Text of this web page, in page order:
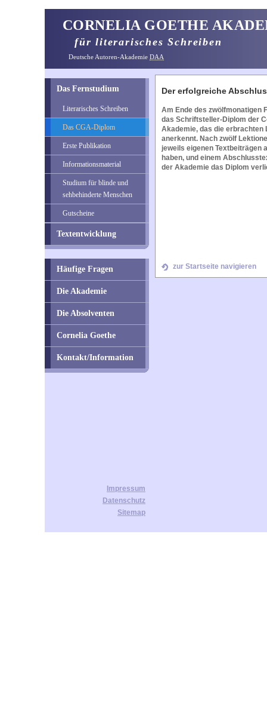
CORNELIA GOETHE
für literarisches Schreiben
Deutsche Autoren-Akademie DAA
Das Fernstudium
Literarisches Schreiben
Das CGA-Diplom
Erste Publikation
Informationsmaterial
Studium für blinde und
sehbehinderte Menschen
Gutscheine
Textentwicklung
Häufige Fragen
Die Akademie
Die Absolventen
Cornelia Goethe
Kontakt/Information
Impressum
Datenschutz
Sitemap
Der erfolgreiche
Am Ende des zwölfmonatigen
das Schriftsteller-Diplom der
Akademie, das die erbrachten
anerkennt. Nach zwölf
jeweils eigenen Textbeiträgen
haben, und einem
der Akademie das Diplom
zur Startseite navigieren